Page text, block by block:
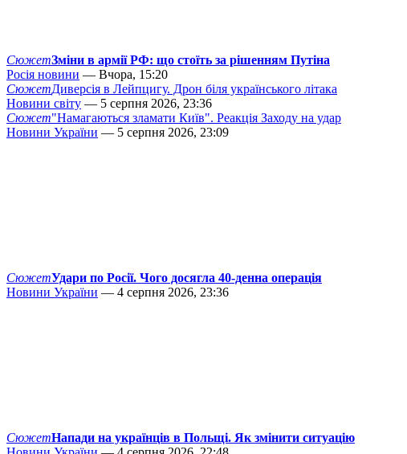
СюжетЗміни в армії РФ: що стоїть за рішенням Путіна
Росія новини — Вчора, 15:20
СюжетДиверсія в Лейпцигу. Дрон біля українського літака
Новини світу — 5 серпня 2026, 23:36
Сюжет"Намагаються зламати Київ". Реакція Заходу на удар
Новини України — 5 серпня 2026, 23:09
СюжетУдари по Росії. Чого досягла 40-денна операція
Новини України — 4 серпня 2026, 23:36
СюжетНапади на українців в Польщі. Як змінити ситуацію